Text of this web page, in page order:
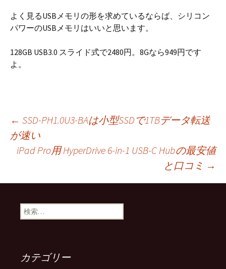
よく見るUSBメモリの形を求めているならば、シリコン
パワーのUSBメモリはいいと思います。
128GB USB3.0 スライド式で2480円。8Gなら949円です
よ。
投
稿
ナ
ビ
ゲ
← SSD-PH1.0U3-BAは小型SSDで1TBデータ転送
が速い
iPad Pro用 HyperDrive 6-in-1 USB-C Hubの最安値
と口コミ →
検
索:
カテゴリー